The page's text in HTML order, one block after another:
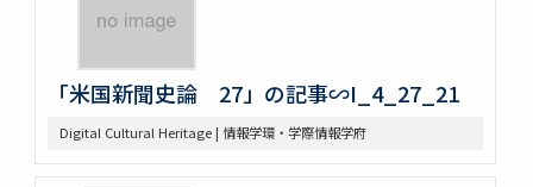
「米国新聞史論 27」の記事∽I_4_27_21
Digital Cultural Heritage | 情報学環・学際情報学府